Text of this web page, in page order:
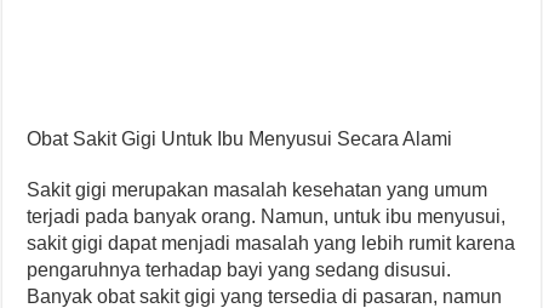
Obat Sakit Gigi Untuk Ibu Menyusui Secara Alami
Sakit gigi merupakan masalah kesehatan yang umum
terjadi pada banyak orang. Namun, untuk ibu menyusui,
sakit gigi dapat menjadi masalah yang lebih rumit karena
pengaruhnya terhadap bayi yang sedang disusui.
Banyak obat sakit gigi yang tersedia di pasaran, namun